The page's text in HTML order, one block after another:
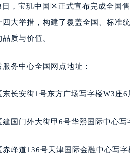
绍兴市越城区胜利东路379号世
嘉兴市南湖区广益路705号嘉兴
南昌市红谷滩新区红谷中大道
广州市天河区天河路230号万菱
深圳市罗湖区深南东路5001号华
厦门市思明区湖滨东路95号华润
成都市锦江区人民东路6号SAC
日，宝玑中国区正式宣布完成全国
四大举措，构建了覆盖全国、标准
质与价值。
务中心全国网点地址：
东长安街1号东方广场写字楼W3座6
建国门外大街甲6号华熙国际中心写
赤峰道136号天津国际金融中心写字